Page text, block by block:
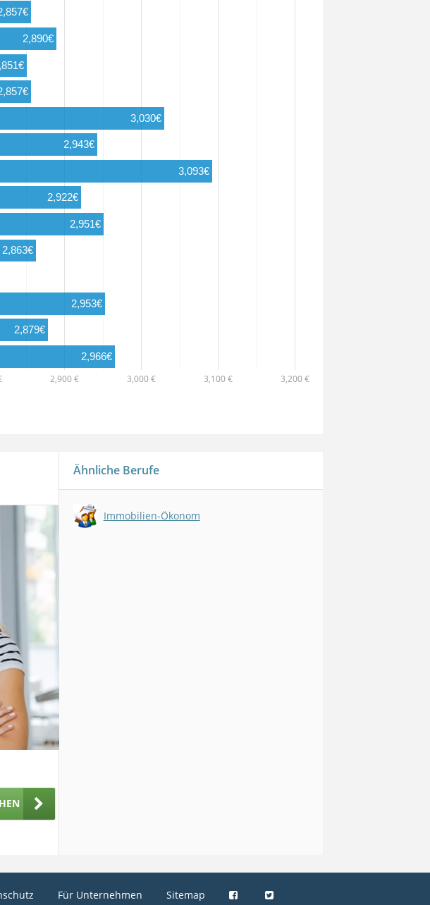
2,900 € 3,000 € 3,100 € 3,200 €
2,890€
3,030€
2,943€
3,093€
2,922€
2,951€
2,863€
2,953€
2,879€
2,966€
Ähnliche Berufe
Immobilien-Ökonom
Für Unternehmen Sitemap